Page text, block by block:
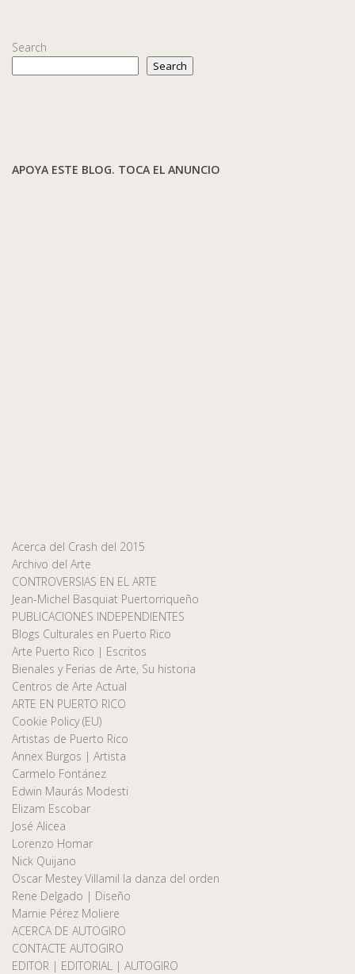
Search
Search
APOYA ESTE BLOG. TOCA EL ANUNCIO
Acerca del Crash del 2015
Archivo del Arte
CONTROVERSIAS EN EL ARTE
Jean-Michel Basquiat Puertorriqueño
PUBLICACIONES INDEPENDIENTES
Blogs Culturales en Puerto Rico
Arte Puerto Rico | Escritos
Bienales y Ferias de Arte, Su historia
Centros de Arte Actual
ARTE EN PUERTO RICO
Cookie Policy (EU)
Artistas de Puerto Rico
Annex Burgos | Artista
Carmelo Fontánez
Edwin Maurás Modesti
Elizam Escobar
José Alicea
Lorenzo Homar
Nick Quijano
Oscar Mestey Villamil la danza del orden
Rene Delgado | Diseño
Marnie Pérez Moliere
ACERCA DE AUTOGIRO
CONTACTE AUTOGIRO
EDITOR | EDITORIAL | AUTOGIRO